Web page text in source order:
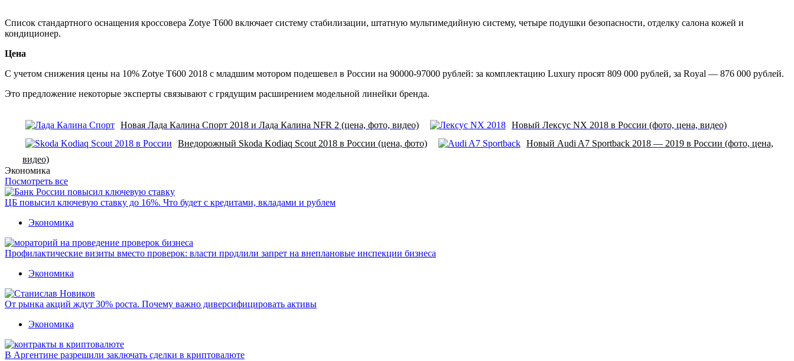
Список стандартного оснащения кроссовера Zotye T600 включает систему стабилизации, штатную мультимедийную систему, четыре подушки безопасности, отделку салона кожей и
кондиционер.
Цена
С учетом снижения цены на 10% Zotye T600 2018 с младшим мотором подешевел в России на 90000-97000 рублей: за комплектацию Luxury просят 809 000 рублей, за Royal — 876 000 рублей.
Это предложение некоторые эксперты связывают с грядущим расширением модельной линейки бренда.
Новая Лада Калина Спорт 2018 и Лада Калина NFR 2 (цена, фото, видео)
Новый Лексус NX 2018 в России (фото, цена, видео)
Внедорожный Skoda Kodiaq Scout 2018 в России (цена, фото)
Новый Audi A7 Sportback 2018 — 2019 в России (фото, цена,
видео)
Экономика
Посмотреть все
ЦБ повысил ключевую ставку до 16%. Что будет с кредитами, вкладами и рублем
Экономика
Профилактические визиты вместо проверок: власти продлили запрет на внеплановые инспекции бизнеса
Экономика
От рынка акций ждут 30% роста. Почему важно диверсифицировать активы
Экономика
В Аргентине разрешили заключать сделки в криптовалюте